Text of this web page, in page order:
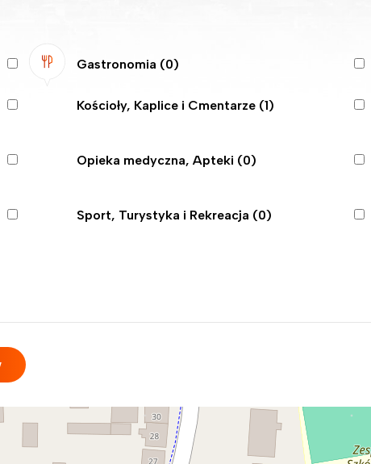
Gastronomia (0)
Kościoły, Kaplice i Cmentarze (1)
Opieka medyczna, Apteki (0)
Sport, Turystyka i Rekreacja (0)